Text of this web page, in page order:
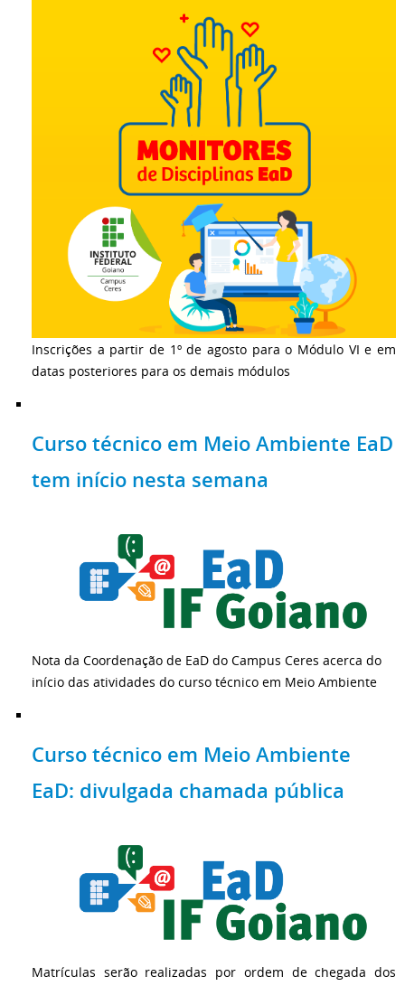
Inscrições a partir de 1º de agosto para o Módulo VI e em
datas posteriores para os demais módulos
Curso técnico em Meio Ambiente EaD
tem início nesta semana
Nota da Coordenação de EaD do Campus Ceres acerca do
início das atividades do curso técnico em Meio Ambiente
Curso técnico em Meio Ambiente
EaD: divulgada chamada pública
Matrículas serão realizadas por ordem de chegada dos